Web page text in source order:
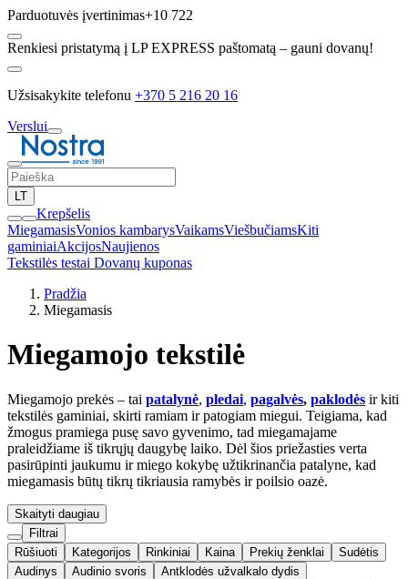
Parduotuvės įvertinimas+10 722
Renkiesi pristatymą į LP EXPRESS paštomatą – gauni dovanų!
Užsisakykite telefonu +370 5 216 20 16
Verslui
LT
Krepšelis
MiegamasisVonios kambarysVaikamsViešbučiamsKiti
gaminiaiAkcijosNaujienos
Tekstilės testai Dovanų kuponas
Pradžia
Miegamasis
Miegamojo tekstilė
Miegamojo prekės – tai patalynė, pledai, pagalvės, paklodės ir kiti
tekstilės gaminiai, skirti ramiam ir patogiam miegui. Teigiama, kad
žmogus pramiega pusę savo gyvenimo, tad miegamajame
praleidžiame iš tikrųjų daugybę laiko. Dėl šios priežasties verta
pasirūpinti jaukumu ir miego kokybę užtikrinančia patalyne, kad
miegamasis būtų tikrų tikriausia ramybės ir poilsio oazė.
Skaityti daugiau
Filtrai
Rūšiuoti
Kategorijos Rinkiniai Kaina Prekių ženklai
Sudėtis
Audinys
Audinio svoris
Antklodės užvalkalo dydis